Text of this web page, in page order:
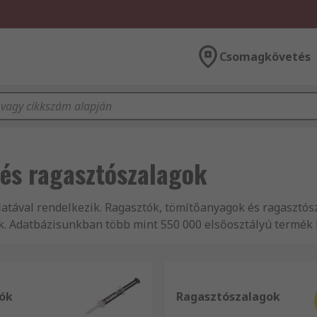
Csomagkövetés
ragasztószalagok
rendelkezik. Ragasztók, tömítőanyagok és
Adatbázisunkban több mint 550 000 elsőosztályú
Ragasztók, tömítőanyagok és ragasztószalagok
bizalommal ügyfélszolgálatunkkhoz, ahol
és ragasztószalagok teljes termékvonalát kínálja.
Ragasztószalagok